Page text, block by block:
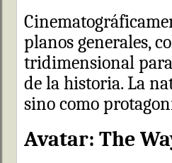
planos generales,
tridimensional
de la historia. La
sino como
Avatar: The